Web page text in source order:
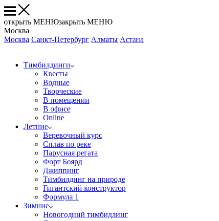
открыть МЕНЮзакрыть МЕНЮ
Москва
Москва Санкт-Петербург Алматы Астана
Тимбилдинги
Квесты
Водные
Творческие
В помещении
В офисе
Online
Летние
Веревочный курс
Сплав по реке
Парусная регата
Форт Боярд
Джиппинг
Тимбилдинг на природе
Гигантский конструктор
Формула 1
Зимние
Новогодний тимбидлинг